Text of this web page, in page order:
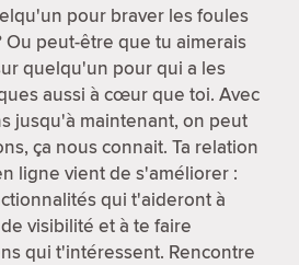
pour braver les foules
Ou peut-être que tu aimerais
quelqu'un pour qui a les
aussi à cœur que toi. Avec
jusqu'à maintenant, on peut
ça nous connait. Ta relation
ligne vient de s'améliorer :
qui t'aideront à
visibilité et à te faire
qui t'intéressent. Rencontre